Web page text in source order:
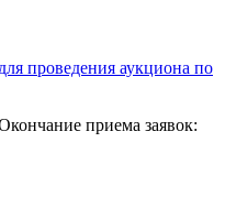
проведения аукциона по
приема заявок: